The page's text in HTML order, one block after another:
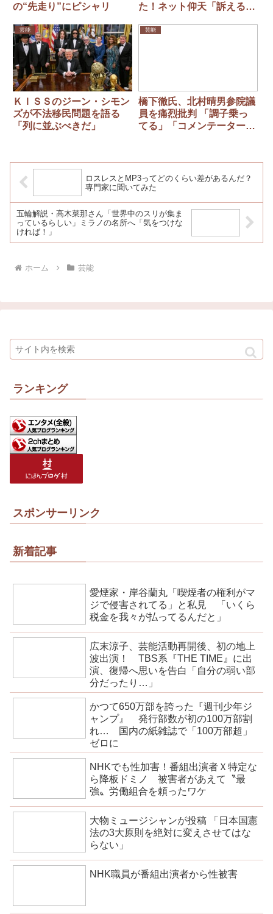
の“先走り”にピシャリ
た！ネット仰天「訴える可
叩かれてる」「笑った」
芸能
ＫＩＳＳのジーン・シモン
ズが不法移民問題を語る
「列に並ぶべきだ」
芸能
橋下徹氏、北村晴男参院議
員を痛烈批判 「調子乗っ
てる」「コメンテーター気
ロスレスとMP3ってどのくらい差があるんだ？
専門家に聞いてみた
五輪解説・高木菜那さん「世界中のスリが集ま
っているらしい」ミラノの名所へ「気をつけな
ければ！」
ホーム 芸能
ランキング
スポンサーリンク
新着記事
愛煙家・岸谷蘭丸「喫煙者の権利がマ
ジで侵害されてる」と私見 「いくら
税金を我々が払ってるんだと」
広末涼子、芸能活動再開後、初の地上
波出演！ TBS系『THE TIME』に出
演、復帰へ思いを告白「自分の弱い部
分だったり…」
かつて650万部を誇った『週刊少年ジ
ャンプ』 発行部数が初の100万部割
れ… 国内の紙雑誌で「100万部超」
ゼロに
NHKでも性加害！番組出演者Ｘ特定な
ら降板ドミノ 被害者があえて〝最
強〟労働組合を頼ったワケ
大物ミュージシャンが投稿 「日本国憲
法の3大原則を絶対に変えさせてはな
らない」
NHK職員が番組出演者から性被害